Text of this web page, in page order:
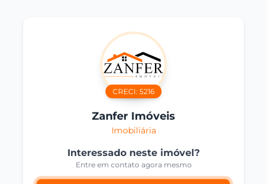
CRECI: 5216
Zanfer Imóveis
Imobiliária
Interessado neste imóvel?
Entre em contato agora mesmo